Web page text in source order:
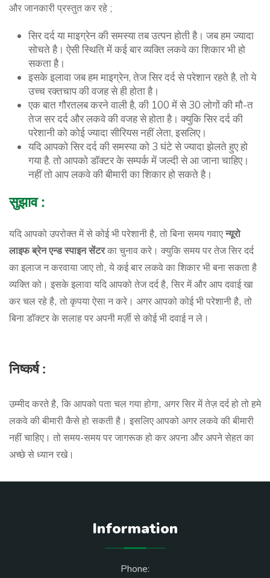
और जानकारी प्रस्तुत कर रहे ;
सिर दर्द या माइग्रेन की समस्या तब उत्पन होती है। जब हम ज्यादा
सोचते है। ऐसी स्थिति में कई बार व्यक्ति लकवे का शिकार भी हो
सकता है।
इसके इलावा जब हम माइग्रेन, तेज सिर दर्द से परेशान रहते है, तो ये
उच्च रक्तचाप की वजह से ही होता है।
एक बात गौरतलब करने वाली है, की 100 में से 30 लोगों की मौ-त
तेज सर दर्द और लकवे की वजह से होता है। क्युकि सिर दर्द की
परेशानी को कोई ज्यादा सीरियस नहीं लेता, इसलिए।
यदि आपको सिर दर्द की समस्या को 3 घंटे से ज्यादा झेलते हुए हो
गया है. तो आपको डॉक्टर के सम्पर्क में जल्दी से आ जाना चाहिए।
नहीं तो आप लकवे की बीमारी का शिकार हो सकते है।
सुझाव:
यदि आपको उपरोक्त में से कोई भी परेशानी है, तो बिना समय गवाएन्यूरो
लाइफ ब्रेन एन्ड स्पाइन सेंटरका चुनाव करे। क्युकि समय पर तेज सिर दर्द
का इलाज न करवाया जाए तो, ये कई बार लकवे का शिकार भी बना सकता है
व्यक्ति को। इसके इलावा यदि आपको तेज दर्द है, सिर में और आप दवाई खा
कर चल रहे है, तो कृपया ऐसा न करे। अगर आपको कोई भी परेशानी है, तो
बिना डॉक्टर के सलाह पर अपनी मर्ज़ी से कोई भी दवाई न ले।
निष्कर्ष:
उम्मीद करते है, कि आपको पता चल गया होगा, अगर सिर में तेज़ दर्द हो तो हमे
लकवे की बीमारी कैसे हो सकती है। इसलिए आपको अगर लकवे की बीमारी
नहीं चाहिए। तो समय-समय पर जागरूक हो कर अपना और अपने सेहत का
अच्छे से ध्यान रखे।
Information
Phone: